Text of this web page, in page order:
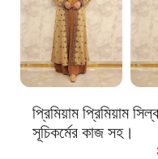
প্রিমিয়াম প্রিমিয়াম
সূচিকর্মের কাজ সহ।